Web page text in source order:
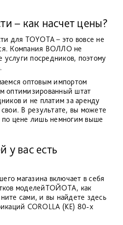
– как насчет цены?
для TOYOTA – это вовсе не
Компания ВОЛЛО не
услуги посредников, поэтому
оптовым импортом
оптимизированный штат
и не платим за аренду
В результате, вы можете
цене лишь немногим выше
у вас есть
магазина включает в себя
моделейТОЙОТА, как
сами, и вы найдете здесь
COROLLA (KE) 80-х